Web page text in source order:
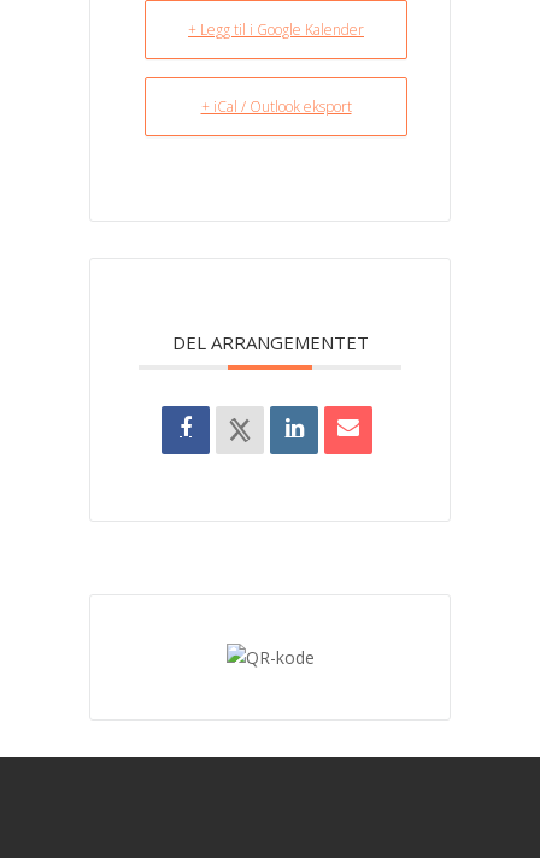
+ Legg til i Google Kalender
+ iCal / Outlook eksport
DEL ARRANGEMENTET